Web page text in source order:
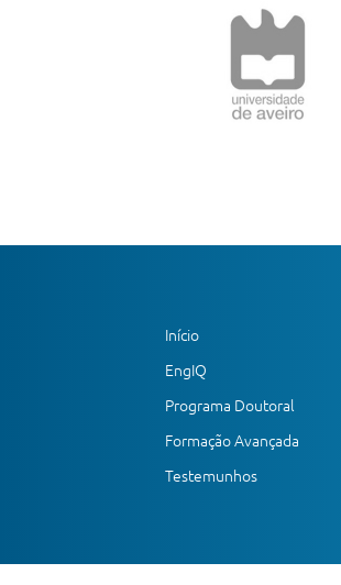
Início
EngIQ
Programa Doutoral
Formação Avançada
Testemunhos